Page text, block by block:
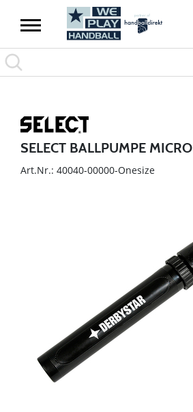
SELECT BALLPUMPE MICRO
Art.Nr.: 40040-00000-Onesize